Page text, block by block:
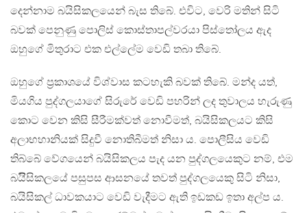
දෙන්නාම බයිසිකලයෙන් බැස තිබේ. එවිට, වෙරි මතින් සිටි
බවක් පෙනුණු පොලිස් කොස්තාපල්වරයා පිස්තෝලය ඇද
ඔහුගේ මිතුරාට එක එල්ලේම වෙඩි තබා තිබේ.
ඔහුගේ ප‍්‍රකාශයේ විශ්වාස කටහැකි බවක් තිබේ. මන්ද යත්,
මියගිය පුද්ගලයාගේ සිරුරේ වෙඩි පහරින් ලද තුවාලය හැරුණු
කොට වෙන කිසි සීරීමක්වත් නොවීමත්, බයිසිකලයට කිසි
අලාභහානියක් සිදුවී නොතිබීමත් නිසා ය. පොලීසිය වෙඩි
තිබ්බේ වේගයෙන් බයිසිකලය පැද යන පුද්ගලයෙකුට නම්, එම
බයිිසිකලයේ පසුපස ආසනයේ තවත් පුද්ගලයෙකු සිටි නිසා,
බයිසිකල් ධාවකයාට වෙඩි වැදීමට ඇති ඉඩකඩ ඉතා අල්ප ය.